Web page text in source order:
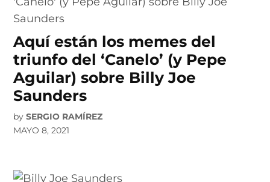
Aquí están los memes del
triunfo del ‘Canelo’ (y Pepe
Aguilar) sobre Billy Joe
Saunders
by SERGIO RAMÍREZ
MAYO 8, 2021